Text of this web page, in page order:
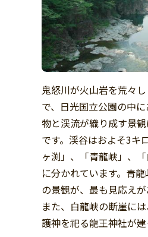
鬼怒川が火山岩を荒々
で、日光国立公園の中
物と渓流が織り成す景
です。渓谷はおよそ3キ
ヶ渕」、「青龍峡」、
に分かれています。青
の景観が、最も見応えが
また、白龍峡の断崖に
護神を祀る龍王神社が建